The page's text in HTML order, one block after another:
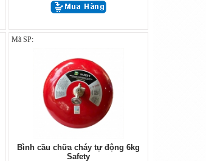
Mã SP:
Bình cầu chữa cháy tự động 6kg
Safety